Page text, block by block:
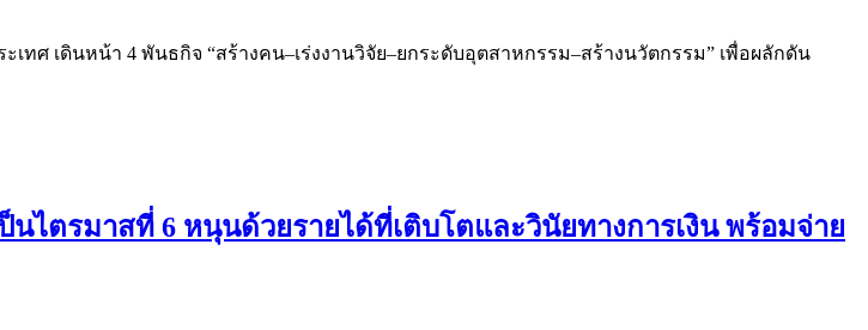
ทศ เดินหน้า 4 พันธกิจ “สร้างคน–เร่งงานวิจัย–ยกระดับอุตสาหกรรม–สร้างนวัตกรรม” เพื่อผลักดัน
นไตรมาสที่ 6 หนุนด้วยรายได้ที่เติบโตและวินัยทางการเงิน พร้อมจ่าย